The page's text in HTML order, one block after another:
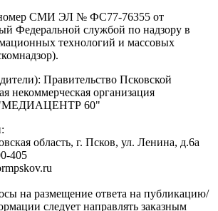
СМИ ЭЛ № ФС77-76355 от
Федеральной службой по надзору в
технологий и массовых
Правительство Псковской
некоммерческая организация
"МЕДИАЦЕНТР 60"
область, г. Псков, ул. Ленина, д.6а
405
на размещение ответа на публикацию/
следует направлять заказным